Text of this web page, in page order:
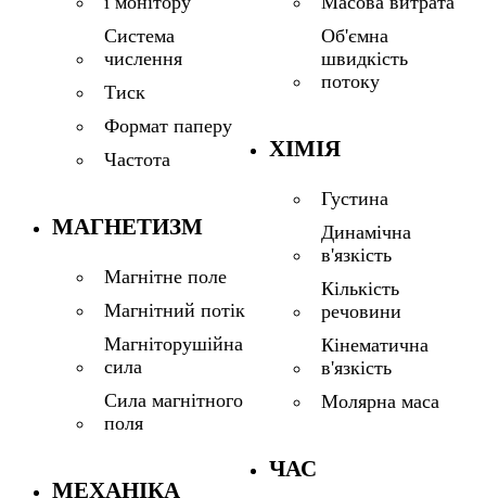
Система
числення
Тиск
Формат паперу
Частота
МАГНЕТИЗМ
Магнітне поле
Магнітний потік
Магніторушійна
сила
Сила магнітного
поля
МЕХАНІКА
Об'ємна
швидкість
потоку
ХІМІЯ
Густина
Динамічна
в'язкість
Кількість
речовини
Кінематична
в'язкість
Молярна маса
ЧАС